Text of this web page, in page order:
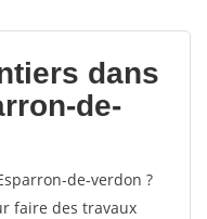
dans
de-
de-verdon ?
faire des travaux